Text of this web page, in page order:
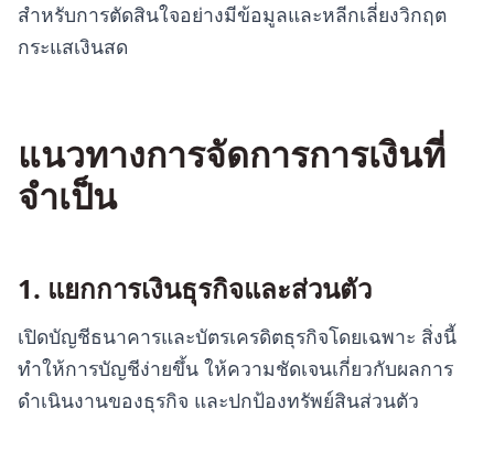
สำหรับการตัดสินใจอย่างมีข้อมูลและหลีกเลี่ยงวิกฤต
กระแสเงินสด
แนวทางการจัดการการเงินที่
จำเป็น
1. แยกการเงินธุรกิจและส่วนตัว
เปิดบัญชีธนาคารและบัตรเครดิตธุรกิจโดยเฉพาะ สิ่งนี้
ทำให้การบัญชีง่ายขึ้น ให้ความชัดเจนเกี่ยวกับผลการ
ดำเนินงานของธุรกิจ และปกป้องทรัพย์สินส่วนตัว